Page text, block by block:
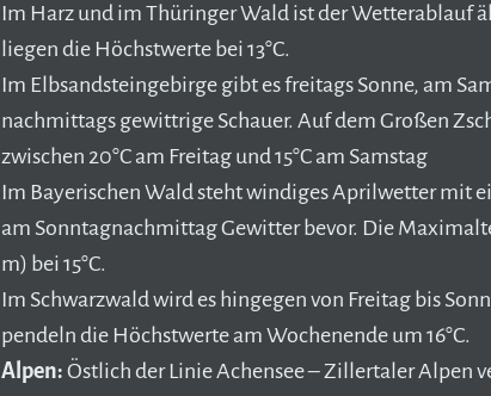
Im Harz und im Thüringer Wald ist der Wetterablauf
liegen die Höchstwerte bei 13°C.
Im Elbsandsteingebirge gibt es freitags Sonne, am
nachmittags gewittrige Schauer. Auf dem Großen
zwischen 20°C am Freitag und 15°C am Samstag
Im Bayerischen Wald steht windiges Aprilwetter mit
am Sonntagnachmittag Gewitter bevor. Die
m) bei 15°C.
Im Schwarzwald wird es hingegen von Freitag bis
pendeln die Höchstwerte am Wochenende um 16°C.
Alpen: Östlich der Linie Achensee – Zillertaler Alpen